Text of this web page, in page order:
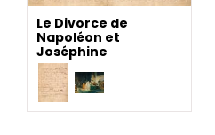
Le Divorce de
Napoléon et
Joséphine